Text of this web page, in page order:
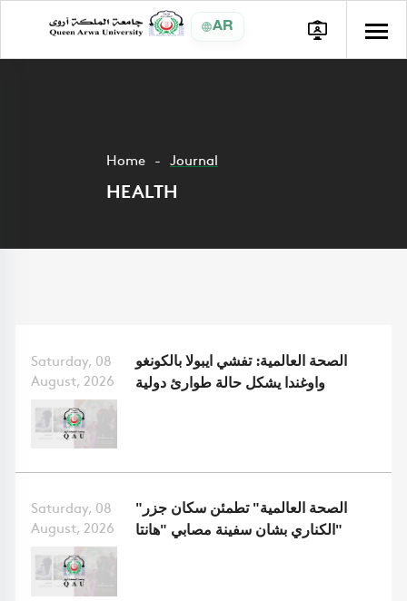
AR
Home Journal
HEALTH
Saturday, 08
August, 2026
الصحة العالمية: تفشي ايبولا بالكونغو
واوغندا يشكل حالة طوارئ دولية
Saturday, 08
August, 2026
"الصحة العالمية" تطمئن سكان جزر
الكناري بشان سفينة مصابي "هانتا"